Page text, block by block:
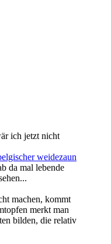
ich jetzt nicht
weidezaun
da mal lebende
machen, kommt
merkt man
bilden, die relativ